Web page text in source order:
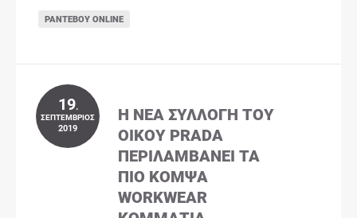
ΡΑΝΤΕΒΟΎ ONLINE
19.
ΣΕΠΤΈΜΒΡΙΟΣ
2019
Η ΝΈΑ ΣΥΛΛΟΓΉ ΤΟΥ
ΟΊΚΟΥ PRADA
ΠΕΡΙΛΑΜΒΆΝΕΙ ΤΑ
ΠΙΟ ΚΟΜΨΆ
WORKWEAR